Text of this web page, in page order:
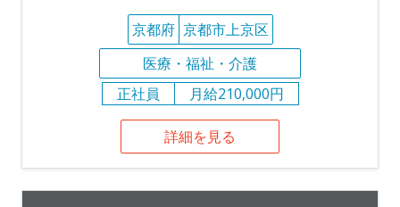
京都府 京都市上京区
医療・福祉・介護
正社員
月給210,000円
詳細を見る